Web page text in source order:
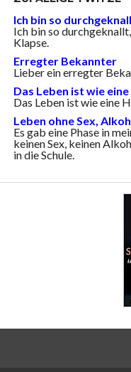
Ich bin so
Ich bin so
Klapse.
Erregter Bekannter
Lieber ein erregter
Das Leben ist wie
Das Leben ist wie eine
Leben ohne Sex,
Es gab eine Phase in
keinen Sex, keinen
in die Schule.